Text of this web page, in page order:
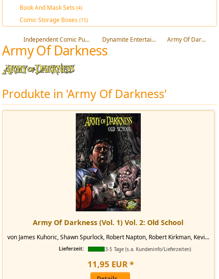
Book And Mask Sets(4)
Comic Storage Boxes(15)
Independent Comic Publishers Dynamite Entertainment Army Of Darkness
Army Of Darkness
Produkte in 'Army Of Darkness'
Army Of Darkness (Vol. 1) Vol. 2: Old School
von James Kuhoric, Shawn Spurlock, Robert Napton, Robert Kirkman, Kevi...
Lieferzeit: 3-5 Tage (s.a. Kundeninfo/Lieferzeiten)
11,95 EUR*